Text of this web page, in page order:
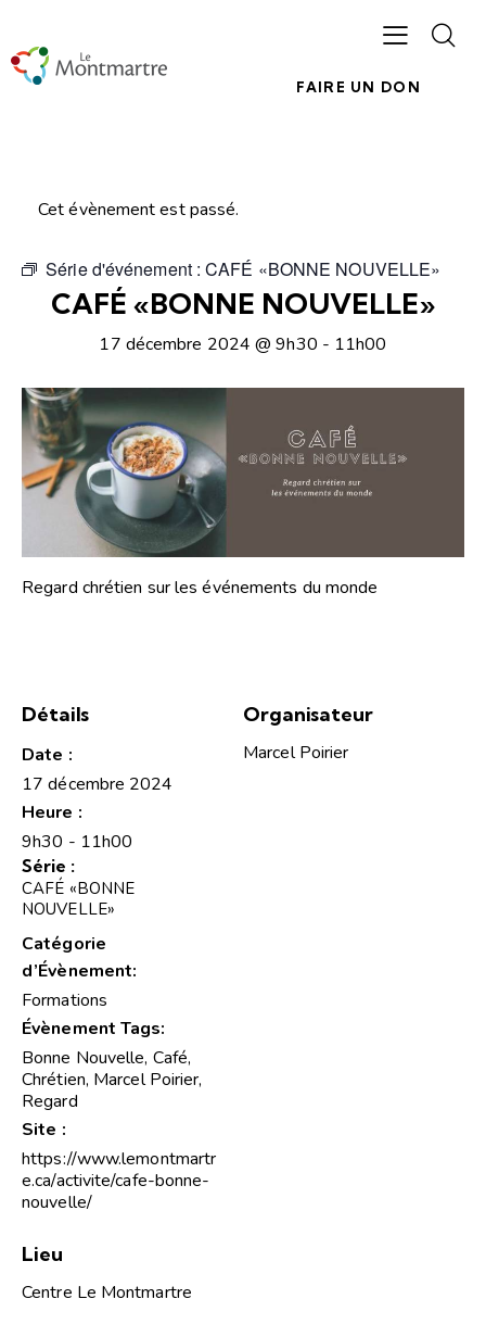
FAIRE UN DON
Cet évènement est passé.
Série d'événement :CAFÉ «BONNE NOUVELLE»
CAFÉ «BONNE NOUVELLE»
17 décembre 2024 @ 9h30 - 11h00
Regard chrétien sur les événements du monde
Détails
Date :
17 décembre 2024
Heure :
9h30 - 11h00
Série :
CAFÉ «BONNE
NOUVELLE»
Catégorie
d’Évènement:
Formations
Évènement Tags:
Bonne Nouvelle, Café,
Chrétien, Marcel Poirier,
Regard
Site :
https://www.lemontmartr
e.ca/activite/cafe-bonne-
nouvelle/
Organisateur
Marcel Poirier
Lieu
Centre Le Montmartre